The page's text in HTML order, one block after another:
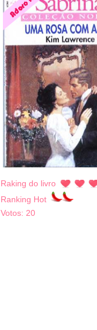
Raking do livro
Ranking Hot
Votos: 20